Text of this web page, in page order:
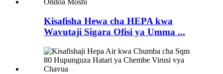
Kisafisha Hewa cha HEPA kwa
Wavutaji Sigara Ofisi ya Umma ...